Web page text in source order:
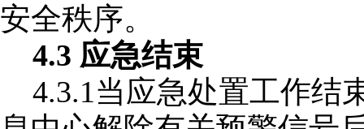
安全秩序。
4.3 应急结束
4.3.1当应急处置工作结